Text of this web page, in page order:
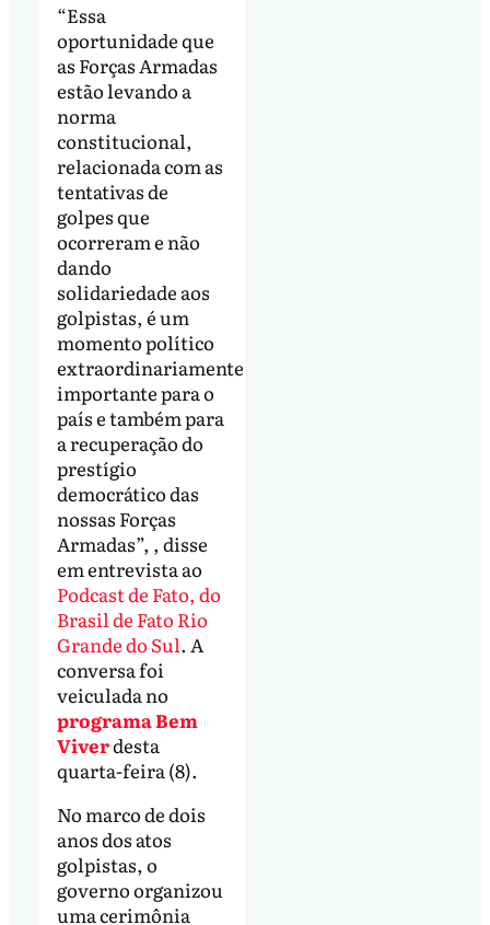
“Essa
oportunidade que
as Forças Armadas
estão levando a
norma
constitucional,
relacionada com as
tentativas de
golpes que
ocorreram e não
dando
solidariedade aos
golpistas, é um
momento político
extraordinariamente
importante para o
país e também para
a recuperação do
prestígio
democrático das
nossas Forças
Armadas”, , disse
em entrevista ao
Podcast de Fato, do
Brasil de Fato Rio
Grande do Sul. A
conversa foi
veiculada no
programa Bem
Viverdesta
quarta-feira (8).
No marco de dois
anos dos atos
golpistas, o
governo organizou
uma cerimônia